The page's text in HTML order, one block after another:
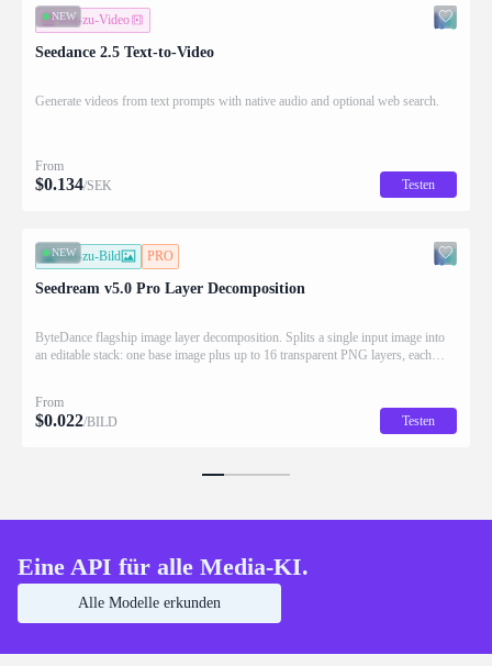
NEW
Text-zu-Video
Seedance 2.5 Text-to-Video
Generate videos from text prompts with native audio and optional web search.
From
$0.134/SEK Testen
NEW
Bild-zu-Bild PRO
Seedream v5.0 Pro Layer Decomposition
ByteDance flagship image layer decomposition. Splits a single input image into
an editable stack: one base image plus up to 16 transparent PNG layers, each
From
$0.022/BILD Testen
Eine API für alle Media-KI.
Alle Modelle erkunden